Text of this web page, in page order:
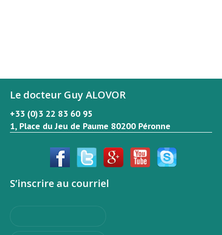
Le docteur Guy ALOVOR
+33 (0)3 22 83 60 95
1, Place du Jeu de Paume 80200 Péronne
S’inscrire au courriel